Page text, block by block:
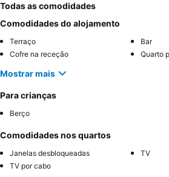
Todas as comodidades
Comodidades do alojamento
Terraço
Bar
Cofre na receção
Quarto
Mostrar mais
Para crianças
Berço
Comodidades nos quartos
Janelas desbloqueadas
TV
TV por cabo